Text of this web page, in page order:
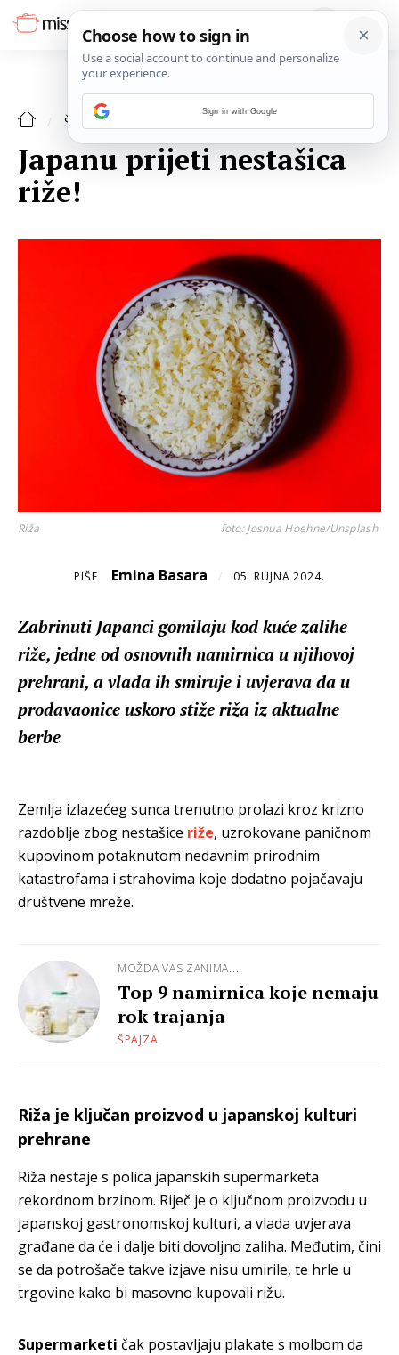
ŠPAJZA
Japanu prijeti nestašica
riže!
Riža foto: Joshua Hoehne/Unsplash
PIŠE Emina Basara / 05. RUJNA 2024.
Zabrinuti Japanci gomilaju kod kuće zalihe
riže, jedne od osnovnih namirnica u njihovoj
prehrani, a vlada ih smiruje i uvjerava da u
prodavaonice uskoro stiže riža iz aktualne
berbe
Zemlja izlazećeg sunca trenutno prolazi kroz krizno
razdoblje zbog nestašice riže, uzrokovane paničnom
kupovinom potaknutom nedavnim prirodnim
katastrofama i strahovima koje dodatno pojačavaju
društvene mreže.
MOŽDA VAS ZANIMA...
Top 9 namirnica koje nemaju
rok trajanja
ŠPAJZA
Riža je ključan proizvod u japanskoj kulturi
prehrane
Riža nestaje s polica japanskih supermarketa
rekordnom brzinom. Riječ je o ključnom proizvodu u
japanskoj gastronomskoj kulturi, a vlada uvjerava
građane da će i dalje biti dovoljno zaliha. Međutim, čini
se da potrošače takve izjave nisu umirile, te hrle u
trgovine kako bi masovno kupovali rižu.
Supermarketi čak postavljaju plakate s molbom da
Sign in with Google